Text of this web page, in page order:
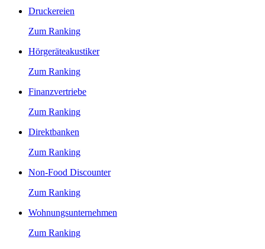
Druckereien
Zum Ranking
Hörgeräteakustiker
Zum Ranking
Finanzvertriebe
Zum Ranking
Direktbanken
Zum Ranking
Non-Food Discounter
Zum Ranking
Wohnungsunternehmen
Zum Ranking